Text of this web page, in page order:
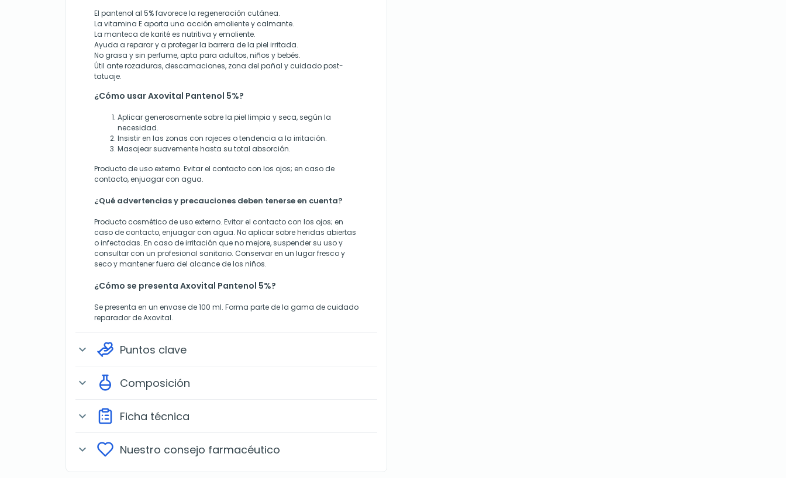
El pantenol al 5% favorece la regeneración cutánea.
La vitamina E aporta una acción emoliente y calmante.
La manteca de karité es nutritiva y emoliente.
Ayuda a reparar y a proteger la barrera de la piel irritada.
No grasa y sin perfume, apta para adultos, niños y bebés.
Útil ante rozaduras, descamaciones, zona del pañal y cuidado post-
tatuaje.
¿Cómo usar Axovital Pantenol 5%?
Aplicar generosamente sobre la piel limpia y seca, según la
necesidad.
Insistir en las zonas con rojeces o tendencia a la irritación.
Masajear suavemente hasta su total absorción.
Producto de uso externo. Evitar el contacto con los ojos; en caso de
contacto, enjuagar con agua.
¿Qué advertencias y precauciones deben tenerse en cuenta?
Producto cosmético de uso externo. Evitar el contacto con los ojos; en
caso de contacto, enjuagar con agua. No aplicar sobre heridas abiertas
o infectadas. En caso de irritación que no mejore, suspender su uso y
consultar con un profesional sanitario. Conservar en un lugar fresco y
seco y mantener fuera del alcance de los niños.
¿Cómo se presenta Axovital Pantenol 5%?
Se presenta en un envase de 100 ml. Forma parte de la gama de cuidado
reparador de Axovital.
expand_more Puntos clave
expand_more Composición
expand_more Ficha técnica
expand_more Nuestro consejo farmacéutico